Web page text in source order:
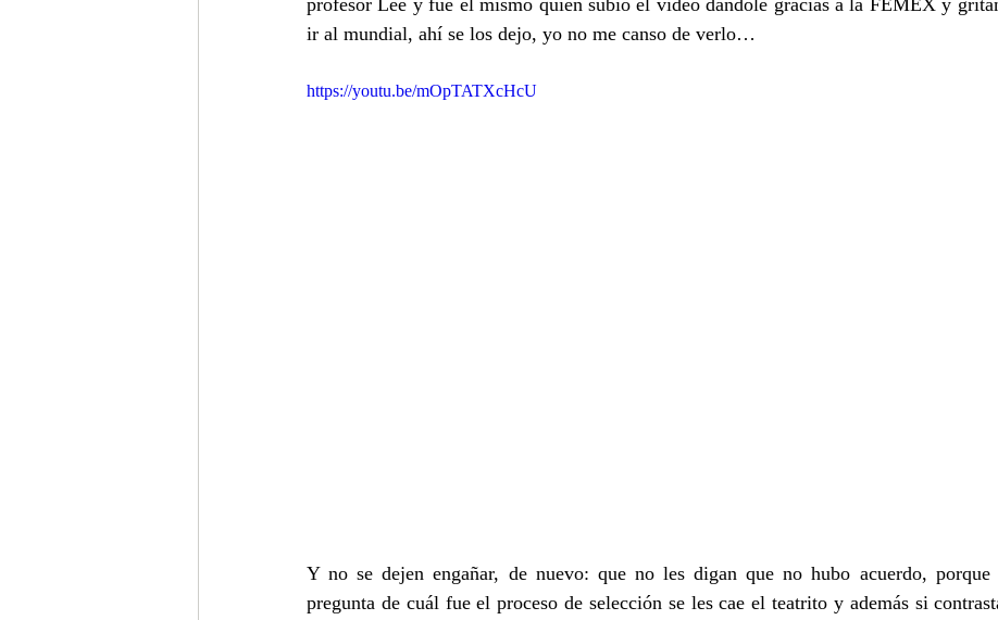
profesor Lee y fue él mismo quien subió el video dándole gracias a la FEMEX y
ir al mundial, ahí se los dejo, yo no me canso de verlo…
https://youtu.be/mOpTATXcHcU
Y no se dejen engañar, de nuevo: que no les digan que no hubo acuerdo,
pregunta de cuál fue el proceso de selección se les cae el teatrito y además si